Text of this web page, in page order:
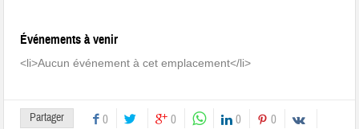
Événements à venir
<li>Aucun événement à cet emplacement</li>
Partager 0 0 0 0